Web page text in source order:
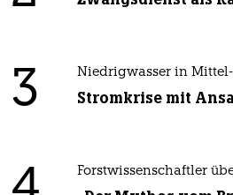
3 Niedrigwasser in
Stromkrise mit
Forstwissenschaftler